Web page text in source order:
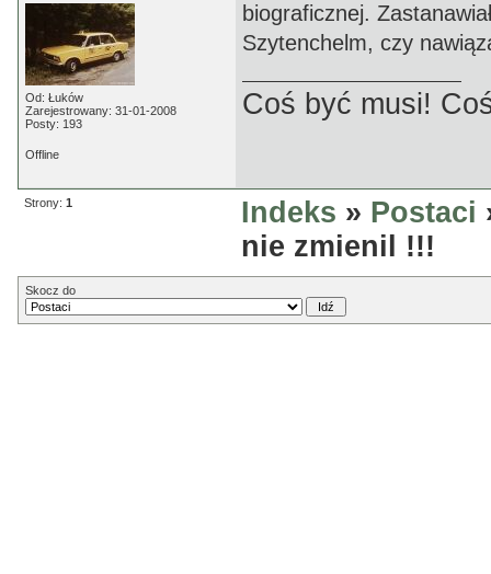
Od: Łuków
Zarejestrowany: 31-01-2008
Posty: 193
biograficznej.
Szytenchelm, czy
Coś być musi!
Offline
Strony: 1 Indeks » Postaci
nie zmienil !!!
Skocz do